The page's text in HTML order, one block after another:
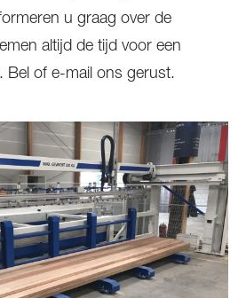
u graag over de
altijd de tijd voor een
Bel of e-mail ons gerust.